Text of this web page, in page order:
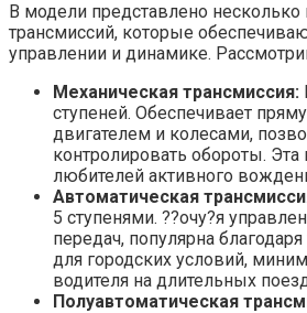
В модели представлено несколько
трансмиссий, которые
управлении и динамике.
Механическая трансмиссия:
ступеней. Обеспечивает
двигателем и колесами,
контролировать обороты. Эта
любителей активного
Автоматическая
5 ступенями. ??очу?я
передач, популярна
для городских условий,
водителя на длительных
Полуавтоматическая